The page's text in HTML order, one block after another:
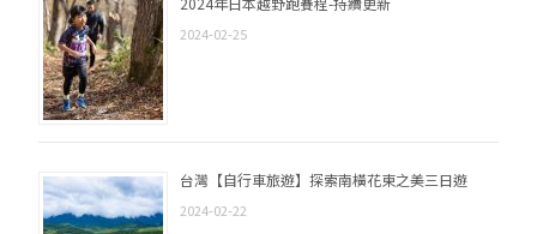
2024-02-25
台灣【自行車旅遊】探索南橫花東之美三日遊
2024-02-22